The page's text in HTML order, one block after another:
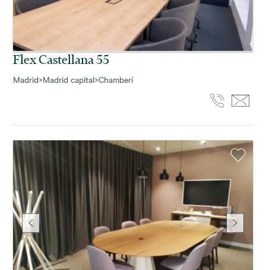
Flex Castellana 55
Madrid>Madrid capital>Chamberí